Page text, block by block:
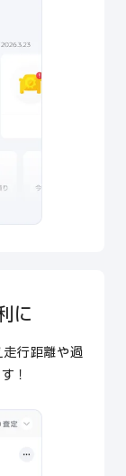
に
走行距離や過
！